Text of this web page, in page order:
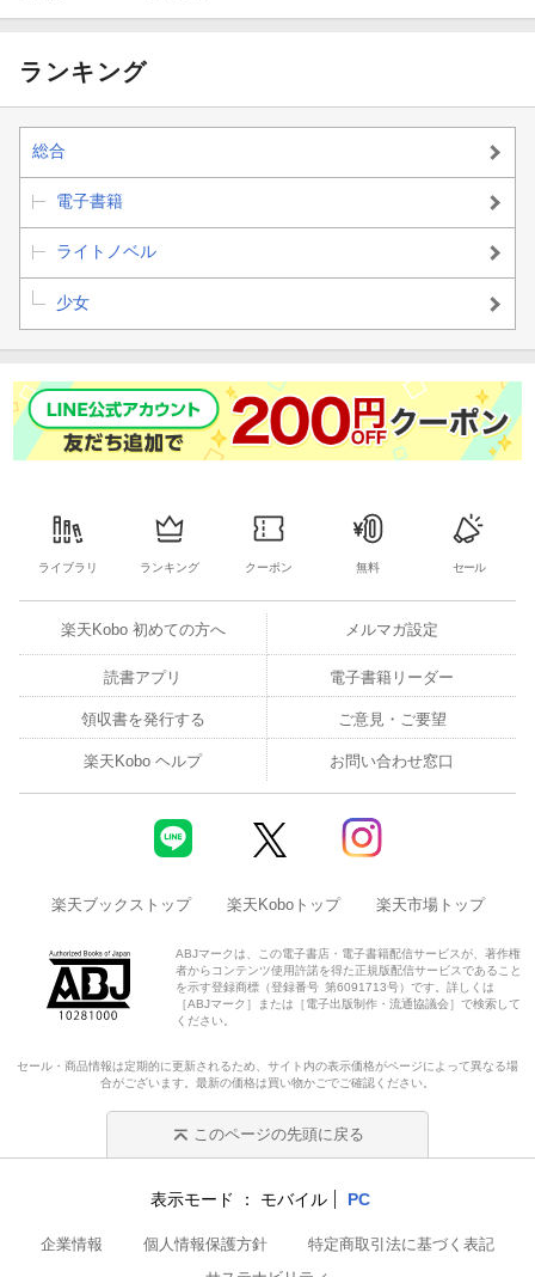
ランキング
総合
電子書籍
ライトノベル
少女
ライブラリ ランキング クーポン 無料 セール
楽天Kobo 初めての方へ メルマガ設定
読書アプリ 電子書籍リーダー
領収書を発行する ご意見・ご要望
楽天Kobo ヘルプ お問い合わせ窓口
楽天ブックストップ 楽天Koboトップ 楽天市場トップ
ABJマークは、この電子書店・電子書籍配信サービスが、著作権
者からコンテンツ使用許諾を得た正規版配信サービスであること
を示す登録商標（登録番号 第6091713号）です。詳しくは
［ABJマーク］または［電子出版制作・流通協議会］で検索して
ください。
セール・商品情報は定期的に更新されるため、サイト内の表示価格がページによって異なる場
合がございます。最新の価格は買い物かごでご確認ください。
このページの先頭に戻る
表示モード モバイル PC
企業情報 個人情報保護方針
特定商取引法に基づく表記